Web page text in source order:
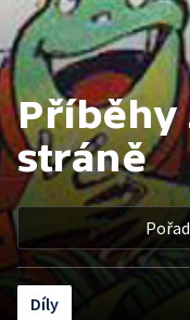
Příběhy
stráně
Díly